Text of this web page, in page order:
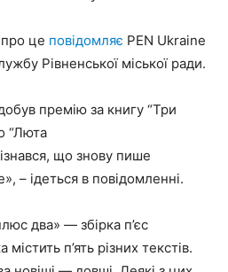
це повідомляє PEN Ukraine
Рівненської міської ради.
премію за книгу “Три
“Люта
що знову пише
– ідеться в повідомленні.
два» — збірка п’єс
п’ять різних текстів.